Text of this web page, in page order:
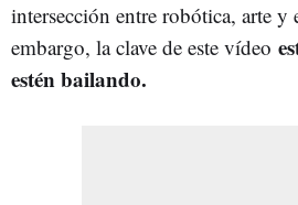
intersección entre robótica, arte
embargo, la clave de este vídeo
estén bailando.